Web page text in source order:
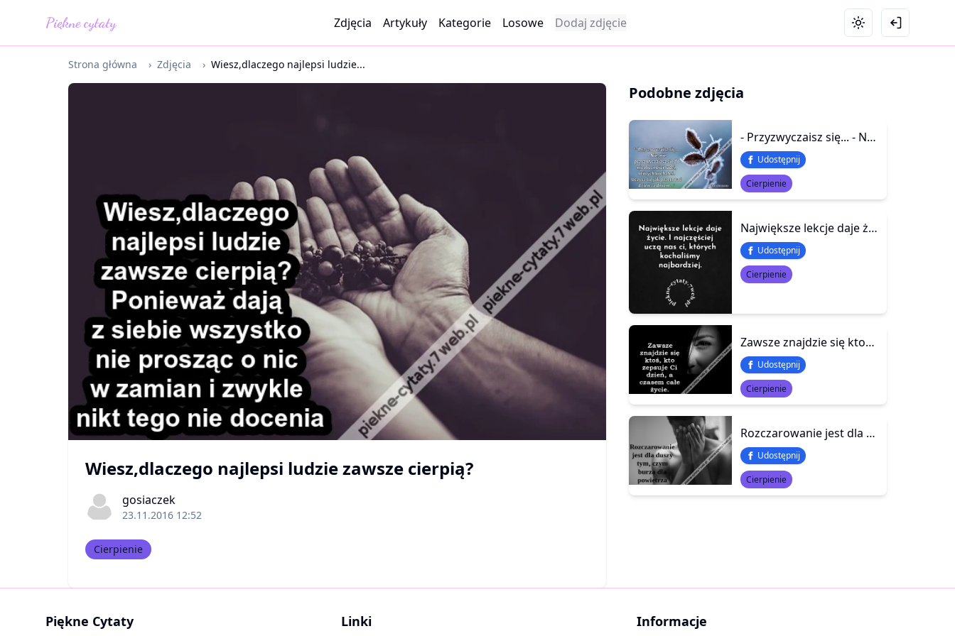
Piękne cytaty Zdjęcia Artykuły Kategorie Losowe Dodaj zdjęcie
Strona główna › Zdjęcia › Wiesz,dlaczego najlepsi ludzie...
Wiesz,dlaczego najlepsi ludzie zawsze cierpią?
gosiaczek
23.11.2016 12:52
Cierpienie
Podobne zdjęcia
- Przyzwyczaisz się... - Nie, nie przyzwyczajasz się do nieobecności ludzi, których kochałeś. Uczysz się jak przetrwać dzień za dniem...
Udostępnij
Cierpienie
Największe lekcje daje życie. I najczęściej uczą nas Ci, których kochaliśmy najbardziej
Udostępnij
Cierpienie
Zawsze znajdzie się ktoś, kto zepsuje Ci dzień, a czasem całe życie.
Udostępnij
Cierpienie
Rozczarowanie jest dla duszy tym, czym burza dla powietrza
Udostępnij
Cierpienie
Piękne Cytaty Linki Informacje